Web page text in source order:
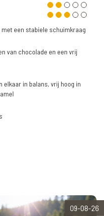
een stabiele schuimkraag
van chocolade en een vrij
elkaar in balans, vrij hoog in
09-08-26